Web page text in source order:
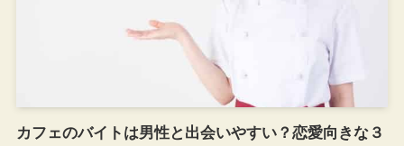
カフェのバイトは男性と出会いやすい？恋愛向きな３